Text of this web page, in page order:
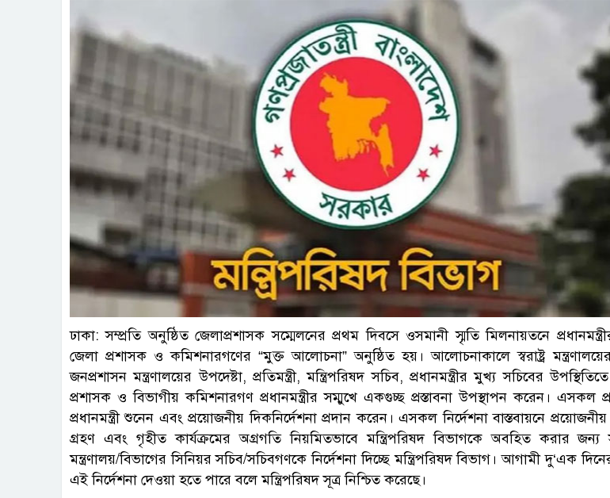
ফাইল ছবি
ঢাকা: সম্প্রতি অনুষ্ঠিত জেলাপ্রশাসক সম্মেলনের প্রথম দিবসে ওসমানী স্মৃতি মিলনায়তনে
জেলা প্রশাসক ও কমিশনারগণের “মুক্ত আলোচনা” অনুষ্ঠিত হয়। আলোচনাকালে স্বরাষ্ট্র মন্ত্রণালয়ের
জনপ্রশাসন মন্ত্রণালয়ের উপদেষ্টা, প্রতিমন্ত্রী, মন্ত্রিপরিষদ সচিব, প্রধানমন্ত্রীর মুখ্য সচিবের
প্রশাসক ও বিভাগীয় কমিশনারগণ প্রধানমন্ত্রীর সম্মুখে একগুচ্ছ প্রস্তাবনা উপস্থাপন করেন। এসকল
প্রধানমন্ত্রী শুনেন এবং প্রয়োজনীয় দিকনির্দেশনা প্রদান করেন। এসকল নির্দেশনা বাস্তবায়নে প্রয়োজনীয়
গ্রহণ এবং গৃহীত কার্যক্রমের অগ্রগতি নিয়মিতভাবে মন্ত্রিপরিষদ বিভাগকে অবহিত করার জন্য
মন্ত্রণালয়/বিভাগের সিনিয়র সচিব/সচিবগণকে নির্দেশনা দিচ্ছে মন্ত্রিপরিষদ বিভাগ। আগামী দু‘এক
এই নির্দেশনা দেওয়া হতে পারে বলে মন্ত্রিপরিষদ সূত্র নিশ্চিত করেছে।